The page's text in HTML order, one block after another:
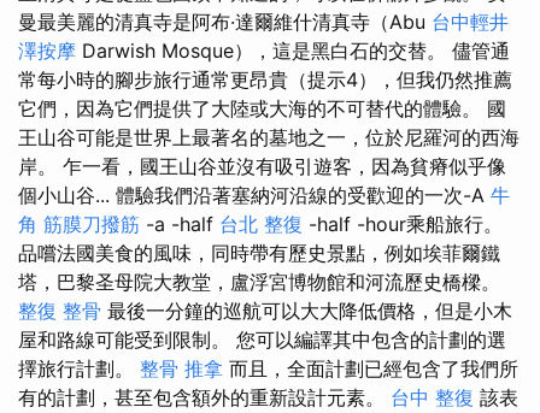
曼最美麗的清真寺是阿布·達爾維什清真寺（Abu 台中輕井
澤按摩 Darwish Mosque），這是黑白石的交替。 儘管通
常每小時的腳步旅行通常更昂貴（提示4），但我仍然推薦
它們，因為它們提供了大陸或大海的不可替代的體驗。 國
王山谷可能是世界上最著名的墓地之一，位於尼羅河的西海
岸。 乍一看，國王山谷並沒有吸引遊客，因為貧瘠似乎像
個小山谷... 體驗我們沿著塞納河沿線的受歡迎的一次-A 牛
角 筋膜刀撥筋 -a -half 台北 整復 -half -hour乘船旅行。
品嚐法國美食的風味，同時帶有歷史景點，例如埃菲爾鐵
塔，巴黎圣母院大教堂，盧浮宮博物館和河流歷史橋樑。
整復 整骨 最後一分鐘的巡航可以大大降低價格，但是小木
屋和路線可能受到限制。 您可以編譯其中包含的計劃的選
擇旅行計劃。 整骨 推拿 而且，全面計劃已經包含了我們所
有的計劃，甚至包含額外的重新設計元素。 台中 整復 該表